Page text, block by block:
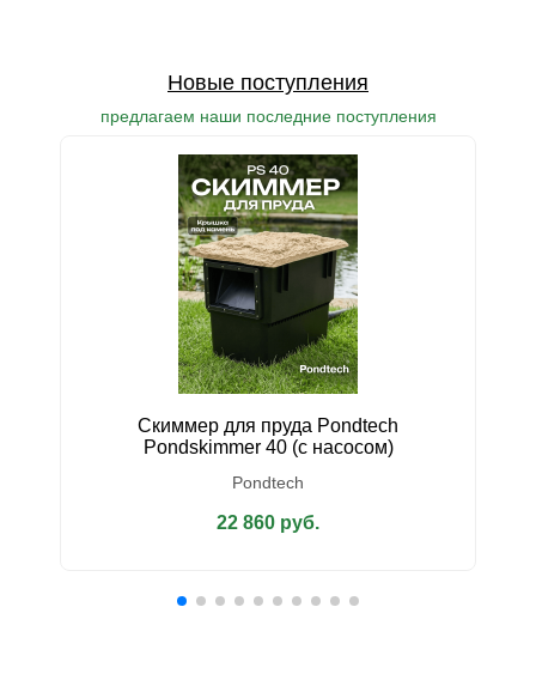
Новые поступления
предлагаем наши последние поступления
Скиммер для пруда Pondtech
Pondskimmer 40 (с насосом)
Pondtech
22 860 руб.